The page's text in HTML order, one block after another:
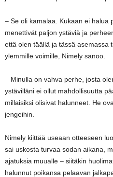
– Se oli kamalaa. Kukaan ei halua
menettivät paljon ystäviä ja
että olen täällä ja tässä asemassa
ylemmille voimille, Nimely sanoo.
– Minulla on vahva perhe, josta
ystävilläni ei ollut mahdollisuutta
millaisiksi olisivat halunneet. He
jengeihin.
Nimely kiittää useaan otteeseen
sai uskosta turvaa sodan aikana,
ajatuksia muualle – siitäkin
halunnut poikansa pelaavan